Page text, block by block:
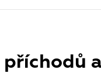
příchodů